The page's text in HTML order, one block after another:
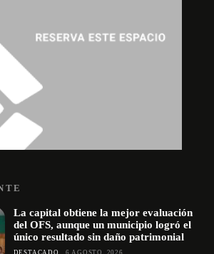
La capital obtiene la mejor evaluación
del OFS, aunque un municipio logró el
único resultado sin daño patrimonial
DESTACADO 6 AGOSTO, 2026